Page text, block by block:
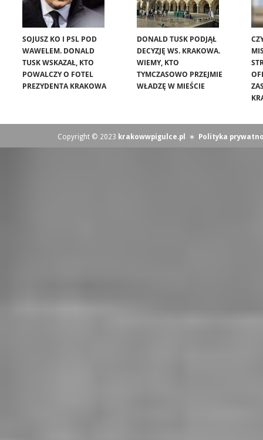
SOJUSZ KO I PSL POD
WAWELEM. DONALD
TUSK WSKAZAŁ, KTO
POWALCZY O FOTEL
PREZYDENTA KRAKOWA
DONALD TUSK PODJĄŁ
DECYZJĘ WS. KRAKOWA.
WIEMY, KTO
TYMCZASOWO PRZEJMIE
WŁADZĘ W MIEŚCIE
Copyright © 2023 krakowwpigulce.pl ∗ Polityka